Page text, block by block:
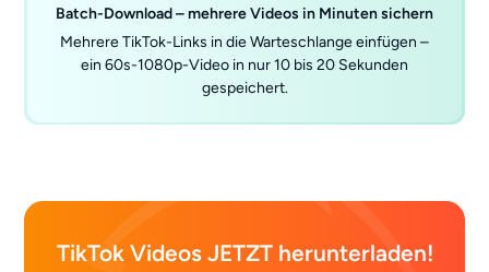
Batch-Download – mehrere Videos in Minuten sichern
Mehrere TikTok-Links in die Warteschlange einfügen –
ein 60s-1080p-Video in nur 10 bis 20 Sekunden
gespeichert.
TikTok Videos JETZT herunterladen!